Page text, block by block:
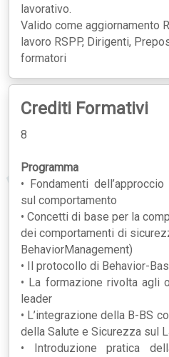
lavorativo.
Valido come aggiornamento
lavoro RSPP, Dirigenti,
formatori
Crediti Formativi
8
Programma
• Fondamenti
sul comportamento
• Concetti di base per la
dei comportamenti di
BehaviorManagement)
• Il protocollo di Behavior-
• La formazione rivolta agli
leader
• L’integrazione della B-BS
della Salute e Sicurezza sul
• Introduzione pratica